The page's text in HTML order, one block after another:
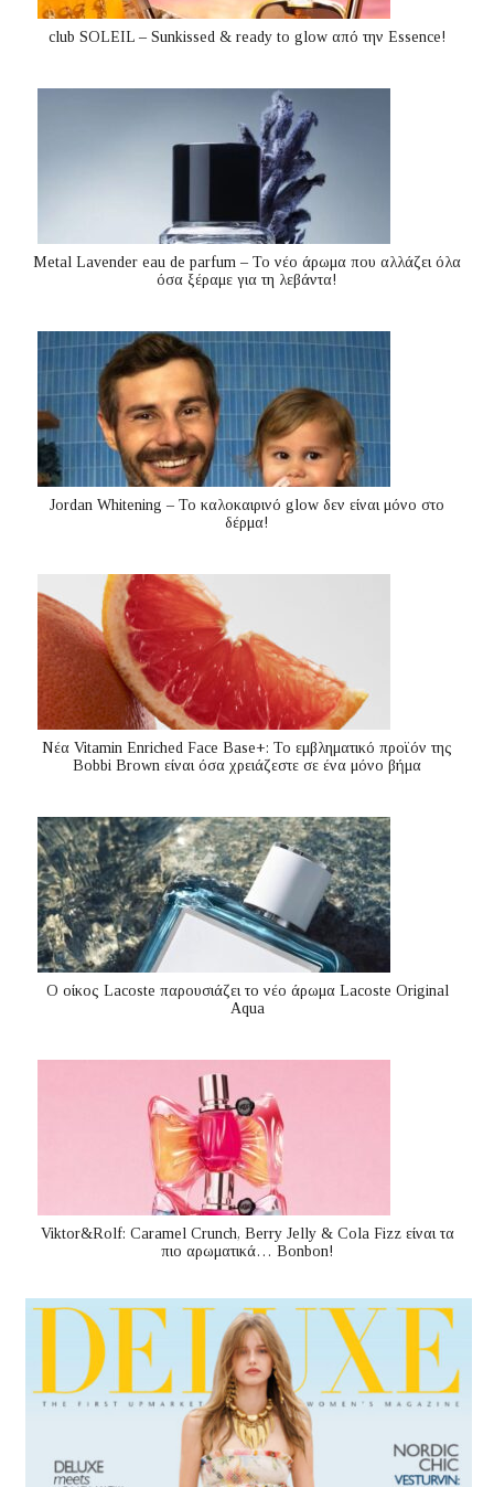
club SOLEIL – Sunkissed & ready to glow από την Essence!
Metal Lavender eau de parfum – Το νέο άρωμα που αλλάζει όλα
όσα ξέραμε για τη λεβάντα!
Jordan Whitening – Το καλοκαιρινό glow δεν είναι μόνο στο
δέρμα!
Nέα Vitamin Enriched Face Base+: Το εμβληματικό προϊόν της
Bobbi Brown είναι όσα χρειάζεστε σε ένα μόνο βήμα
Ο οίκος Lacoste παρουσιάζει το νέο άρωμα Lacoste Original
Aqua
Viktor&Rolf: Caramel Crunch, Berry Jelly & Cola Fizz είναι τα
πιο αρωματικά… Bonbon!